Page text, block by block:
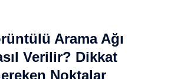
Arama Ağı
Verilir? Dikkat
Noktalar